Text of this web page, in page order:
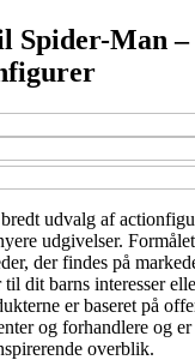
Spider-Man –
udvalg af
udgivelser.
der findes på
dit barns interesser
er baseret på
og forhandlere og
overblik.